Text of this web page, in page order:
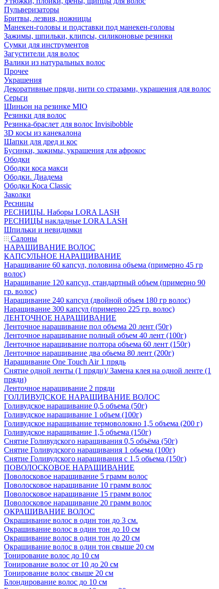
Пульверизаторы
Бритвы, лезвия, ножницы
Манекен-головы и подставки под манекен-головы
Зажимы, шпильки, клипсы, силиконовые резинки
Сумки для инструментов
Загустители для волос
Валики из натуральных волос
Прочее
Украшения
Декоративные пряди, нити со стразами, украшения для волос
Серьги
Шиньон на резинке MIO
Резинки для волос
Резинка-браслет для волос Invisibobble
3D косы из канекалона
Шапки для дред и кос
Бусинки, зажимы, украшения для афрокос
Ободки
Ободки коса макси
Ободки. Диадема
Ободки Коса Classic
Заколки
Ресницы
РЕСНИЦЫ. Наборы LORA LASH
РЕСНИЦЫ накладные LORA LASH
Шпильки и невидимки
Салоны
НАРАЩИВАНИЕ ВОЛОС
КАПСУЛЬНОЕ НАРАЩИВАНИЕ
Наращивание 60 капсул, половина объема (примерно 45 гр
волос)
Наращивание 120 капсул, стандартный объем (примерно 90
гр. волос)
Наращивание 240 капсул (двойной объем 180 гр волос)
Наращивание 300 капсул (примерно 225 гр. волос)
ЛЕНТОЧНОЕ НАРАЩИВАНИЕ
Ленточное наращивание пол объема 20 лент (50г)
Ленточное наращивание полный объем 40 лент (100г)
Ленточное наращивание полтора объема 60 лент (150г)
Ленточное наращивание два обьема 80 лент (200г)
Наращивание One Touch Air 1 прядь
Снятие одной ленты (1 пряди)/ Замена клея на одной ленте (1
пряди)
Ленточное наращивание 2 пряди
ГОЛЛИВУДСКОЕ НАРАЩИВАНИЕ ВОЛОС
Голивудское наращивание 0,5 объема (50г)
Голивудское наращивание 1 объем (100г)
Голивудское наращивание термоволокно 1,5 объема (200 г)
Голивудское наращивание 1,5 объема (150г)
Снятие Голивудского наращивания 0,5 объёма (50г)
Снятие Голивудского наращивания 1 обьема (100г)
Снятие Голивудского наращивания с 1.5 обьема (150г)
ПОВОЛОСКОВОЕ НАРАЩИВАНИЕ
Поволосковое наращивание 5 грамм волос
Поволосковое наращивание 10 грамм волос
Поволосковое наращивание 15 грамм волос
Поволосковое наращивание 20 грамм волос
ОКРАШИВАНИЕ ВОЛОС
Окрашивание волос в один тон до 3 см.
Окрашивание волос в один тон до 10 см
Окрашивание волос в один тон до 20 см
Окрашивание волос в один тон свыше 20 см
Тонирование волос до 10 см
Тонирование волос от 10 до 20 см
Тонирование волос свыше 20 см
Блондирование волос до 10 см